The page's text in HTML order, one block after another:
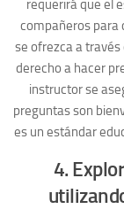
requerirá que el
compañeros para
se ofrezca a
derecho a hacer
instructor se
preguntas son
es un estándar
4.